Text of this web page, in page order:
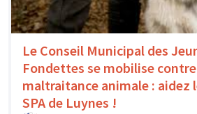
Le Conseil Municipal des
Fondettes se mobilise
maltraitance animale : aidez
SPA de Luynes !